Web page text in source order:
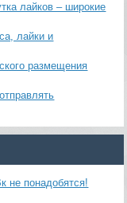
лайков – широкие
лайки и
размещения
не понадобятся!